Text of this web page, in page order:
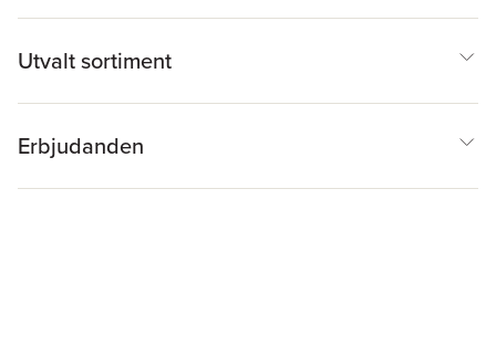
Utvalt sortiment
Erbjudanden